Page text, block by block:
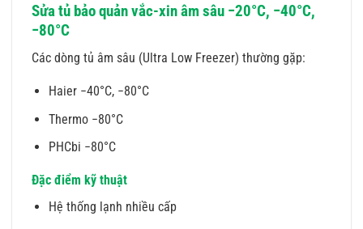
Sửa tủ bảo quản vắc-xin âm sâu −20°C, −40°C,
−80°C
Các dòng tủ âm sâu (Ultra Low Freezer) thường gặp:
Haier −40°C, −80°C
Thermo −80°C
PHCbi −80°C
Đặc điểm kỹ thuật
Hệ thống lạnh nhiều cấp